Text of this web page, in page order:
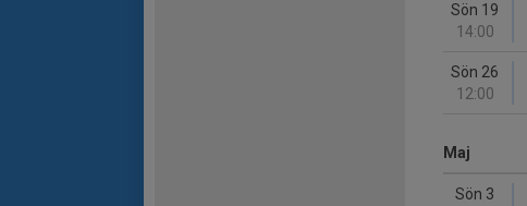
Sön 19
14:00
Sön 26
12:00
Maj
Sön 3